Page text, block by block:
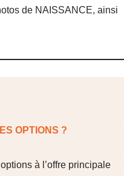
de NAISSANCE, ainsi
OPTIONS ?
à l’offre principale